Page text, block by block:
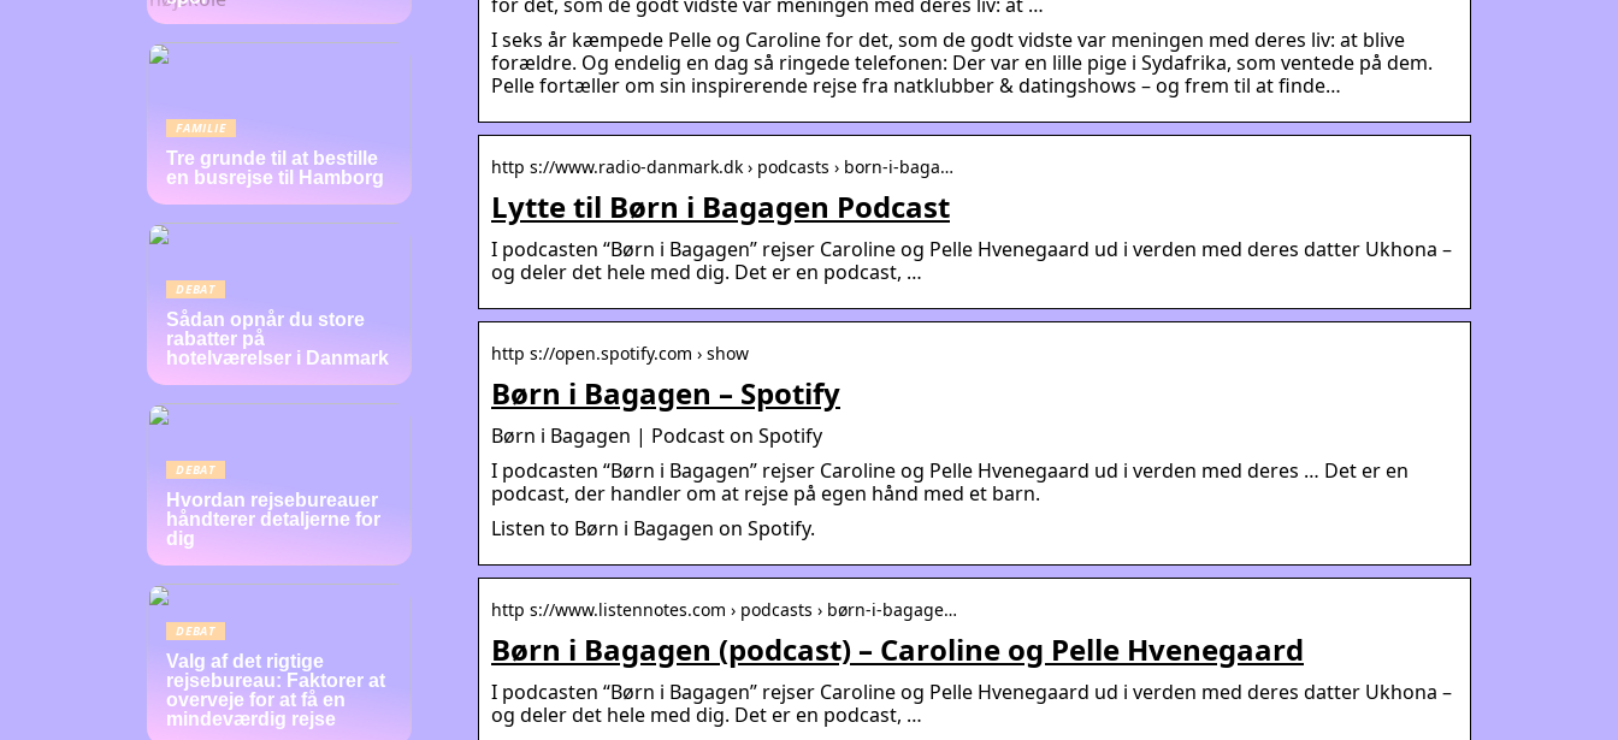
I seks år kæmpede Pelle og Caroline for det, som de godt vidste var meningen med deres liv: at blive
forældre. Og endelig en dag så ringede telefonen: Der var en lille pige i Sydafrika, som ventede på dem.
Pelle fortæller om sin inspirerende rejse fra natklubber & datingshows – og frem til at finde…
http s://www.radio-danmark.dk › podcasts › born-i-baga…
Lytte til Børn i Bagagen Podcast
I podcasten “Børn i Bagagen” rejser Caroline og Pelle Hvenegaard ud i verden med deres datter Ukhona –
og deler det hele med dig. Det er en podcast, …
http s://open.spotify.com › show
Børn i Bagagen – Spotify
Børn i Bagagen | Podcast on Spotify
I podcasten “Børn i Bagagen” rejser Caroline og Pelle Hvenegaard ud i verden med deres … Det er en
podcast, der handler om at rejse på egen hånd med et barn.
Listen to Børn i Bagagen on Spotify.
http s://www.listennotes.com › podcasts › børn-i-bagage…
Børn i Bagagen (podcast) – Caroline og Pelle Hvenegaard
I podcasten “Børn i Bagagen” rejser Caroline og Pelle Hvenegaard ud i verden med deres datter Ukhona –
og deler det hele med dig. Det er en podcast, …
FAMILIE
Tre grunde til at bestille
en busrejse til Hamborg
DEBAT
Sådan opnår du store
rabatter på
hotelværelser i Danmark
DEBAT
Hvordan rejsebureauer
håndterer detaljerne for
dig
DEBAT
Valg af det rigtige
rejsebureau: Faktorer at
overveje for at få en
mindeværdig rejse